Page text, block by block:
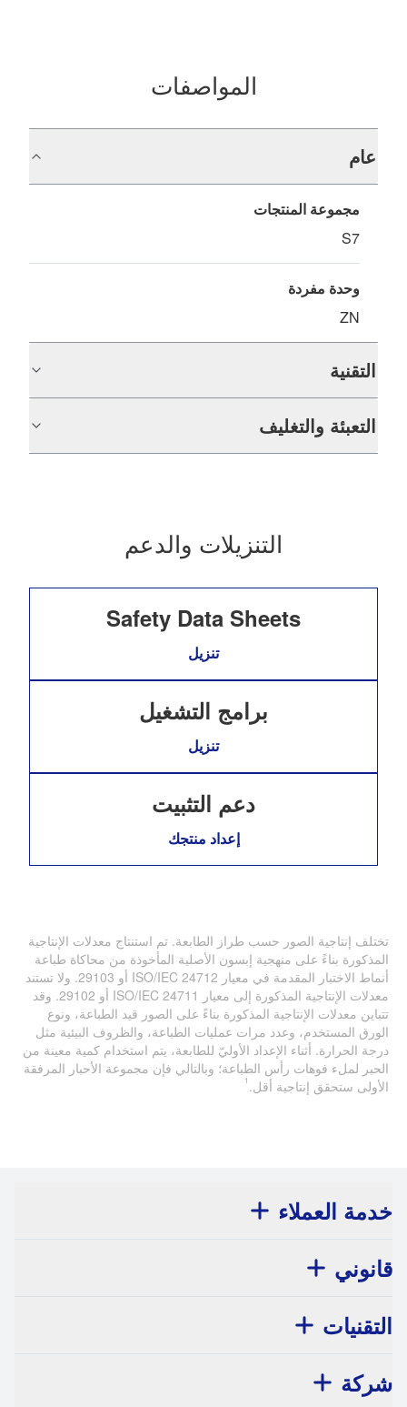
المواصفات
عام
مجموعة المنتجات
S7
وحدة مفردة
ZN
التقنية
التعبئة والتغليف
التنزيلات والدعم
Safety Data Sheets
تنزيل
برامج التشغيل
تنزيل
دعم التثبيت
إعداد منتجك
تختلف إنتاجية الصور حسب طراز الطابعة. تم استنتاج معدلات الإنتاجية
المذكورة بناءً على منهجية إبسون الأصلية المأخوذة من محاكاة طباعة
أنماط الاختبار المقدمة في معيار ISO/IEC 24712 أو 29103. ولا تستند
معدلات الإنتاجية المذكورة إلى معيار ISO/IEC 24711 أو 29102. وقد
تتباين معدلات الإنتاجية المذكورة بناءً على الصور قيد الطباعة، ونوع
الورق المستخدم، وعدد مرات عمليات الطباعة، والظروف البيئية مثل
درجة الحرارة. أثناء الإعداد الأوليّ للطابعة، يتم استخدام كمية معينة من
الحبر لملء فوهات رأس الطباعة؛ وبالتالي فإن مجموعة الأحبار المرفقة
الأولى ستحقق إنتاجية أقل. 1
خدمة العملاء
قانوني
التقنيات
شركة